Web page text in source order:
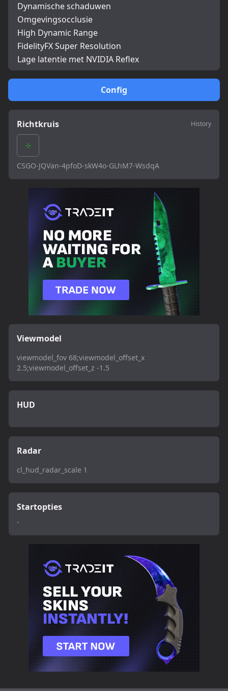
Config
Richtkruis History
CSGO-JQVan-4pfoD-skW4o-GLhM7-WsdqA
Viewmodel
viewmodel_fov 68;viewmodel_offset_x
2.5;viewmodel_offset_z -1.5
HUD
Radar
cl_hud_radar_scale 1
Startopties
-
Dynamische schaduwen
Omgevingsocclusie
High Dynamic Range
FidelityFX Super Resolution
Lage latentie met NVIDIA Reflex